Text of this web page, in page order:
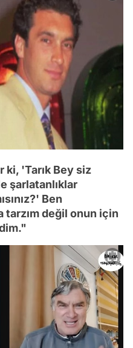
ki, 'Tarık Bey siz
şarlatanlıklar
Ben
tarzım değil onun için